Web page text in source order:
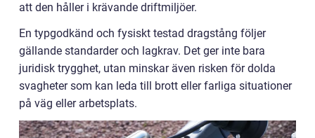
att den håller i krävande driftmiljöer.
En typgodkänd och fysiskt testad dragstång följer
gällande standarder och lagkrav. Det ger inte bara
juridisk trygghet, utan minskar även risken för dolda
svagheter som kan leda till brott eller farliga situationer
på väg eller arbetsplats.